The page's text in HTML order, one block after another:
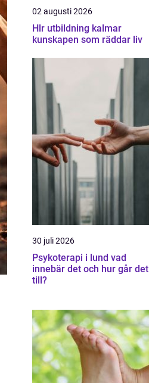
02 augusti 2026
Hlr utbildning kalmar
kunskapen som räddar liv
30 juli 2026
Psykoterapi i lund vad
innebär det och hur går det
till?